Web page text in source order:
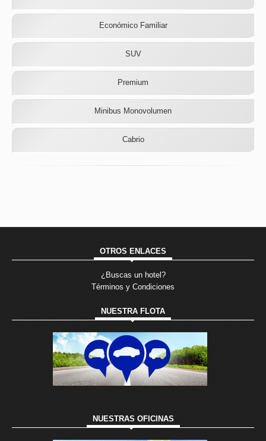
Económico Familiar
SUV
Premium
Minibus Monovolumen
Cabrio
OTROS ENLACES
¿Buscas un hotel?
Términos y Condiciones
NUESTRA FLOTA
NUESTRAS OFICINAS